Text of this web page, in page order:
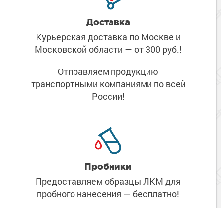
Доставка
Курьерская доставка по Москве и
Московской области — от 300 руб.!
Отправляем продукцию
транспортными компаниями по всей
России!
Пробники
Предоставляем образцы ЛКМ для
пробного нанесения — бесплатно!